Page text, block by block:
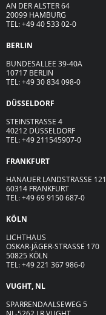
AN DER ALSTER 64
20099 HAMBURG
TEL: +49 40 533 02-0
BERLIN
BUNDESALLEE 39-40A
10717 BERLIN
TEL: +49 30 834 098-0
DÜSSELDORF
STEINSTRASSE 4
40212 DÜSSELDORF
TEL: +49 211545907-0
FRANKFURT
HANAUER LANDSTRASSE 121
60314 FRANKFURT
TEL: +49 69 9150 687-0
KÖLN
LICHTHAUS
OSKAR-JÄGER-STRASSE 170
50825 KÖLN
TEL: +49 221 367 986-0
VUGHT, NL
SPARRENDAALSEWEG 5